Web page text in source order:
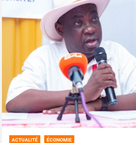
ACTUALITÉ ÉCONOMIE